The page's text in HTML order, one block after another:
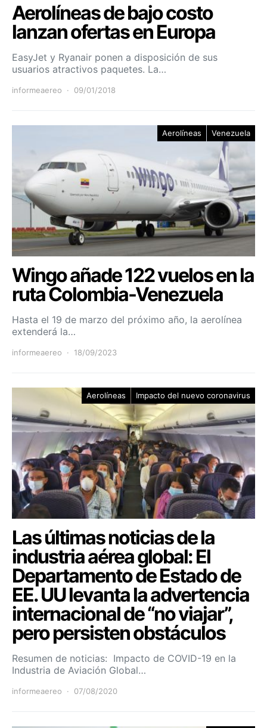
Aerolíneas de bajo costo
lanzan ofertas en Europa
EasyJet y Ryanair ponen a disposición de sus
usuarios atractivos paquetes. La…
informeaereo 09/01/2018
Aerolíneas Venezuela
Wingo añade 122 vuelos en la
ruta Colombia-Venezuela
Hasta el 19 de marzo del próximo año, la aerolínea
extenderá la…
informeaereo 18/09/2023
Aerolíneas Impacto del nuevo coronavirus
Las últimas noticias de la
industria aérea global: El
Departamento de Estado de
EE. UU levanta la advertencia
internacional de “no viajar”,
pero persisten obstáculos
Resumen de noticias: Impacto de COVID-19 en la
Industria de Aviación Global…
informeaereo 07/08/2020